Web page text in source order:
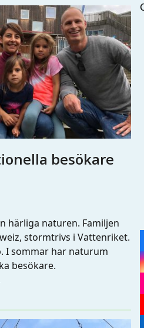
besökare
härliga naturen. Familjen
stormtrivs i Vattenriket.
I sommar har naturum
besökare.